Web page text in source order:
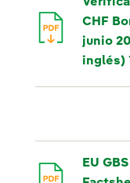
CHF
junio
inglés)
EU